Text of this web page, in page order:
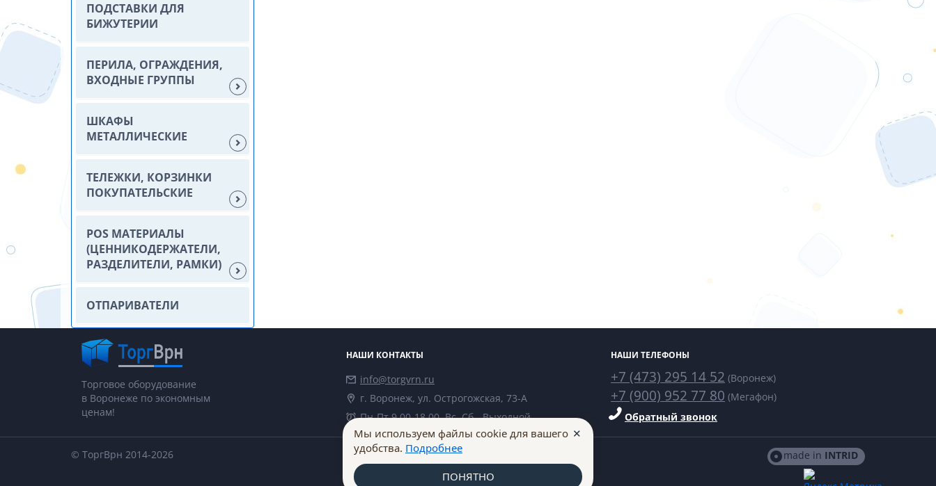
ПОДСТАВКИ ДЛЯ
БИЖУТЕРИИ
ПЕРИЛА, ОГРАЖДЕНИЯ,
ВХОДНЫЕ ГРУППЫ
ШКАФЫ
МЕТАЛЛИЧЕСКИЕ
ТЕЛЕЖКИ, КОРЗИНКИ
ПОКУПАТЕЛЬСКИЕ
POS МАТЕРИАЛЫ
(ЦЕННИКОДЕРЖАТЕЛИ,
РАЗДЕЛИТЕЛИ, РАМКИ)
ОТПАРИВАТЕЛИ
Торговое оборудование
в Воронеже по экономным
ценам!
НАШИ КОНТАКТЫ
info@torgvrn.ru
г. Воронеж, ул. Острогожская, 73-А
Пн-Пт 9.00-18.00, Вс, Сб - Выходной
НАШИ ТЕЛЕФОНЫ
+7 (473) 295 14 52 (Воронеж)
+7 (900) 952 77 80 (Мегафон)
Обратный звонок
made in INTRID
© ТоргВрн 2014-2026
Мы используем файлы cookie для вашего
удобства. Подробнее
✕
ПОНЯТНО